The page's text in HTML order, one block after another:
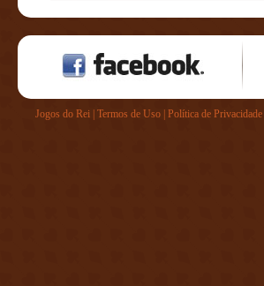
Jogos do Rei| Termos de Uso| Política de Privacidade|